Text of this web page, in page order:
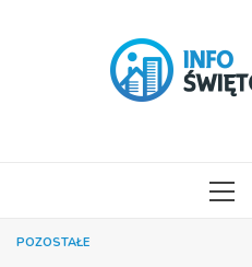
MENU
POZOSTAŁE